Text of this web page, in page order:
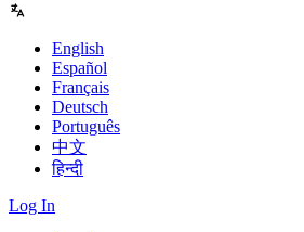
English
Español
Français
Deutsch
Português
中文
हिन्दी
Log In